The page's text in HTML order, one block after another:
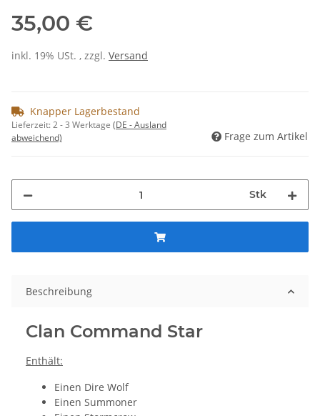
35,00 €
inkl. 19% USt. , zzgl. Versand
Knapper Lagerbestand
Lieferzeit:2 - 3 Werktage (DE - Ausland
abweichend)
Frage zum Artikel
Stk
Beschreibung
Clan Command Star
Enthält:
Einen Dire Wolf
Einen Summoner